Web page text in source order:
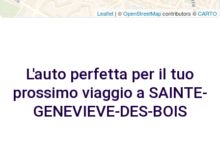
Leaflet | ©OpenStreetMapcontributors ©CARTO
L'auto perfetta per il tuo
prossimo viaggio a SAINTE-
GENEVIEVE-DES-BOIS